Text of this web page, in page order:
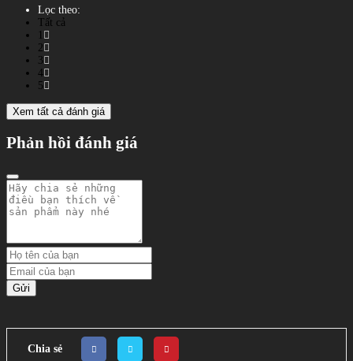
Lọc theo:
Tất cả
2
3
4
5
Xem tất cả đánh giá
Phản hồi đánh giá
Gửi
Chia sẻ